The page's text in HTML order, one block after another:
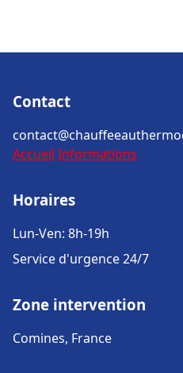
Contact
Accueil Informations
Horaires
Lun-Ven: 8h-19h
Service d'urgence 24/7
Zone intervention
Comines, France